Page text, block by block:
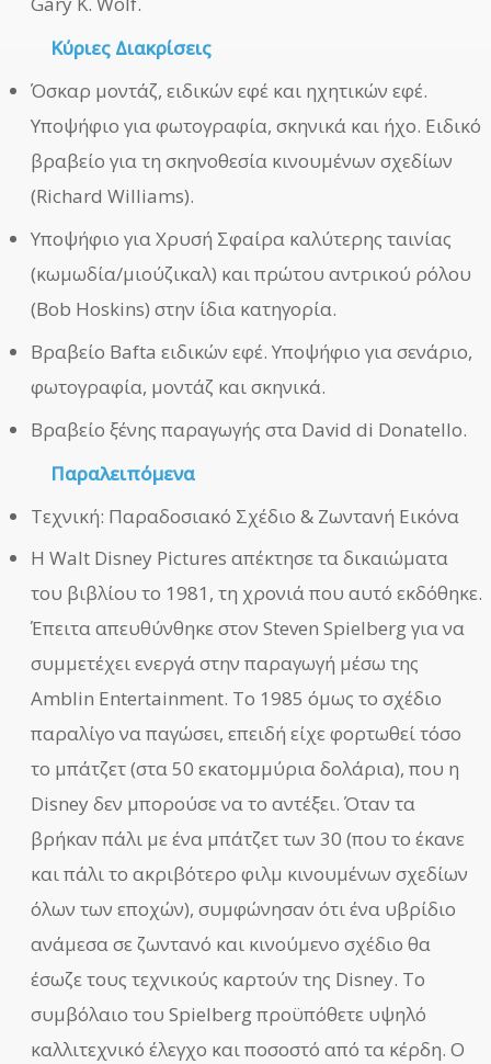
Κύριες Διακρίσεις
Όσκαρ μοντάζ, ειδικών εφέ και ηχητικών εφέ.
Υποψήφιο για φωτογραφία, σκηνικά και ήχο. Ειδικό
βραβείο για τη σκηνοθεσία κινουμένων σχεδίων
(Richard Williams).
Υποψήφιο για Χρυσή Σφαίρα καλύτερης ταινίας
(κωμωδία/μιούζικαλ) και πρώτου αντρικού ρόλου
(Bob Hoskins) στην ίδια κατηγορία.
Βραβείο Bafta ειδικών εφέ. Υποψήφιο για σενάριο,
φωτογραφία, μοντάζ και σκηνικά.
Βραβείο ξένης παραγωγής στα David di Donatello.
Παραλειπόμενα
Τεχνική: Παραδοσιακό Σχέδιο & Ζωντανή Εικόνα
Η Walt Disney Pictures απέκτησε τα δικαιώματα
του βιβλίου το 1981, τη χρονιά που αυτό εκδόθηκε.
Έπειτα απευθύνθηκε στον Steven Spielberg για να
συμμετέχει ενεργά στην παραγωγή μέσω της
Amblin Entertainment. Το 1985 όμως το σχέδιο
παραλίγο να παγώσει, επειδή είχε φορτωθεί τόσο
το μπάτζετ (στα 50 εκατομμύρια δολάρια), που η
Disney δεν μπορούσε να το αντέξει. Όταν τα
βρήκαν πάλι με ένα μπάτζετ των 30 (που το έκανε
και πάλι το ακριβότερο φιλμ κινουμένων σχεδίων
όλων των εποχών), συμφώνησαν ότι ένα υβρίδιο
ανάμεσα σε ζωντανό και κινούμενο σχέδιο θα
έσωζε τους τεχνικούς καρτούν της Disney. Το
συμβόλαιο του Spielberg προϋπόθετε υψηλό
καλλιτεχνικό έλεγχο και ποσοστό από τα κέρδη. Ο